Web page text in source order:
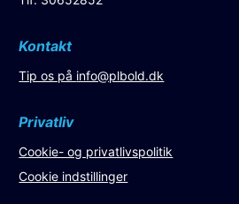
Kontakt
Tip os på info@plbold.dk
Privatliv
Cookie- og privatlivspolitik
Cookie indstillinger